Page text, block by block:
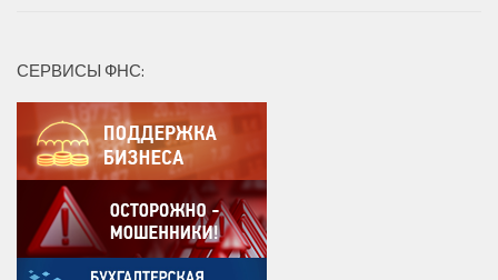
СЕРВИСЫ ФНС: